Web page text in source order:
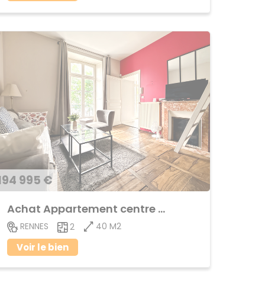
995 €
Achat Appartement centre ville
RENNES 2 40 M2
Voir le bien